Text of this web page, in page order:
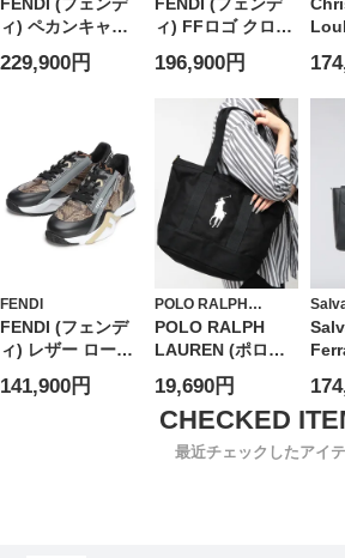
FENDI (フェンデ
ィ) ペカンキャン
バス クラブ トー
トバッグ メンズ
229,900円
FENDI (フェンデ
ィ) FFロゴ クロス
ボディバッグ メン
ズ
196,900円
ス
ン)
ダ
レ
ス
ポ
FENDI
FENDI (フェンデ
ィ) レザー ロート
ップ フローパイソ
ン スニーカー メ
141,900円
POLO RALPH
LAUREN
POLO RALPH
LAUREN (ポロラ
ルフローレン) レ
ディース トートバ
ッグ BIGポニー
2WAY ショルダー
バッグ
19,690円
ヴ
ガ
トバ
ーフ
プ
最近チェックしたアイ